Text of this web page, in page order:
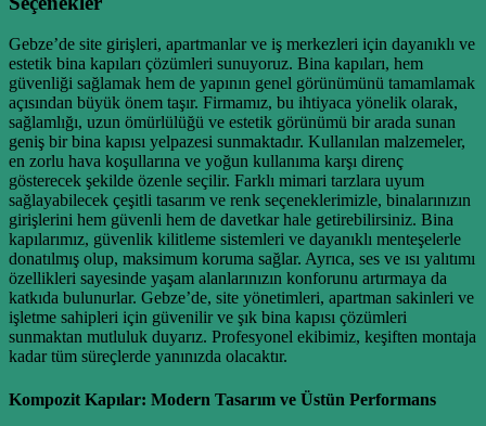
Gebze’de site girişleri, apartmanlar ve iş merkezleri için dayanıklı ve
estetik bina kapıları çözümleri sunuyoruz. Bina kapıları, hem
güvenliği sağlamak hem de yapının genel görünümünü tamamlamak
açısından büyük önem taşır. Firmamız, bu ihtiyaca yönelik olarak,
sağlamlığı, uzun ömürlülüğü ve estetik görünümü bir arada sunan
geniş bir bina kapısı yelpazesi sunmaktadır. Kullanılan malzemeler,
en zorlu hava koşullarına ve yoğun kullanıma karşı direnç
gösterecek şekilde özenle seçilir. Farklı mimari tarzlara uyum
sağlayabilecek çeşitli tasarım ve renk seçeneklerimizle, binalarınızın
girişlerini hem güvenli hem de davetkar hale getirebilirsiniz. Bina
kapılarımız, güvenlik kilitleme sistemleri ve dayanıklı menteşelerle
donatılmış olup, maksimum koruma sağlar. Ayrıca, ses ve ısı yalıtımı
özellikleri sayesinde yaşam alanlarınızın konforunu artırmaya da
katkıda bulunurlar. Gebze’de, site yönetimleri, apartman sakinleri ve
işletme sahipleri için güvenilir ve şık bina kapısı çözümleri
sunmaktan mutluluk duyarız. Profesyonel ekibimiz, keşiften montaja
kadar tüm süreçlerde yanınızda olacaktır.
Kompozit Kapılar: Modern Tasarım ve Üstün Performans